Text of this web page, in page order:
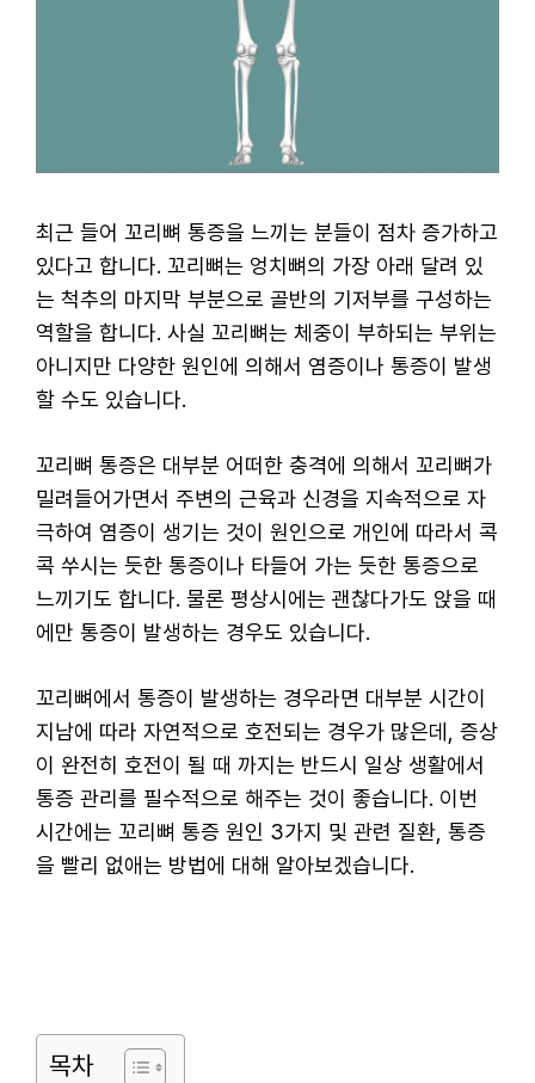
최근 들어 꼬리뼈 통증을 느끼는 분들이 점차 증가하고
있다고 합니다. 꼬리뼈는 엉치뼈의 가장 아래 달려 있
는 척추의 마지막 부분으로 골반의 기저부를 구성하는
역할을 합니다. 사실 꼬리뼈는 체중이 부하되는 부위는
아니지만 다양한 원인에 의해서 염증이나 통증이 발생
할 수도 있습니다.
꼬리뼈 통증은 대부분 어떠한 충격에 의해서 꼬리뼈가
밀려들어가면서 주변의 근육과 신경을 지속적으로 자
극하여 염증이 생기는 것이 원인으로 개인에 따라서 콕
콕 쑤시는 듯한 통증이나 타들어 가는 듯한 통증으로
느끼기도 합니다. 물론 평상시에는 괜찮다가도 앉을 때
에만 통증이 발생하는 경우도 있습니다.
꼬리뼈에서 통증이 발생하는 경우라면 대부분 시간이
지남에 따라 자연적으로 호전되는 경우가 많은데, 증상
이 완전히 호전이 될 때 까지는 반드시 일상 생활에서
통증 관리를 필수적으로 해주는 것이 좋습니다. 이번
시간에는 꼬리뼈 통증 원인 3가지 및 관련 질환, 통증
을 빨리 없애는 방법에 대해 알아보겠습니다.
목차